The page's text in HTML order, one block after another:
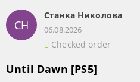
СН
Станка Николова
06.08.2026
Checked order
Until Dawn [PS5]